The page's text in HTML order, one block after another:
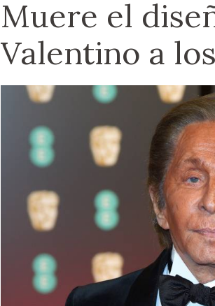
Muere el
Valentino a